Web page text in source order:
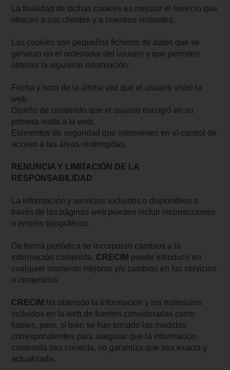
La finalidad de dichas cookies es mejorar el servicio que
ofrecen a sus clientes y a nuestros visitantes.
Las cookies son pequeños ficheros de datos que se
generan en el ordenador del usuario y que permiten
obtener la siguiente información:
Fecha y hora de la última vez que el usuario visitó la
web.
Diseño de contenido que el usuario escogió en su
primera visita a la web.
Elementos de seguridad que intervienen en el control de
acceso a las áreas restringidas.
RENUNCIA Y LIMITACIÓN DE LA
RESPONSABILIDAD
La información y servicios incluidos o disponibles a
través de las páginas web pueden incluir incorrecciones
o errores tipográficos.
De forma periódica se incorporan cambios a la
información contenida. CRECIM puede introducir en
cualquier momento mejoras y/o cambios en los servicios
o contenidos.
CRECIM
ha obtenido la información y los materiales
incluidos en la web de fuentes consideradas como
fiables, pero, si bien se han tomado las medidas
correspondientes para asegurar que la información
contenida sea correcta, no garantiza que sea exacta y
actualizada.